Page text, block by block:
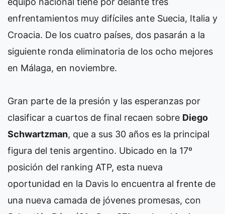
enfrentamientos muy difíciles ante Suecia, Italia y
Croacia. De los cuatro países, dos pasarán a la
siguiente ronda eliminatoria de los ocho mejores
en Málaga, en noviembre.
Gran parte de la presión y las esperanzas por
clasificar a cuartos de final recaen sobre Diego
Schwartzman, que a sus 30 años es la principal
figura del tenis argentino. Ubicado en la 17º
posición del ranking ATP, esta nueva
oportunidad en la Davis lo encuentra al frente de
una nueva camada de jóvenes promesas, con